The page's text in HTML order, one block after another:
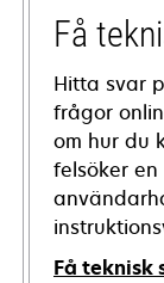
Få
Hitta svar
frågor
om hur du
felsöker
Få teknisk